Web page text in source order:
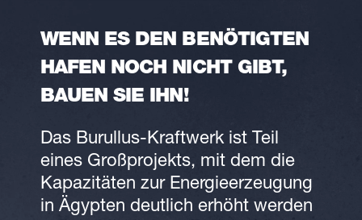
WENN ES DEN BENÖTIGTEN
HAFEN NOCH NICHT GIBT,
BAUEN SIE IHN!
Das Burullus-Kraftwerk ist Teil
eines Großprojekts, mit dem die
Kapazitäten zur Energieerzeugung
in Ägypten deutlich erhöht werden